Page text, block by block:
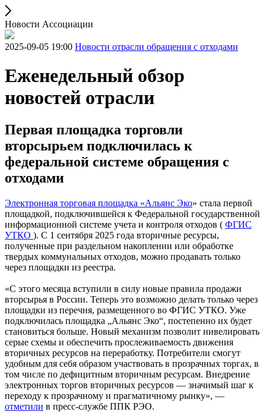
Новости Ассоциации
2025-09-05 19:00 Новости отрасли обращения с отходами
Еженедельный обзор
новостей отрасли
Первая площадка торговли
вторсырьем подключилась к
федеральной системе обращения с
отходами
Электронная торговая площадка «Альянс Эко» стала первой
площадкой, подключившейся к Федеральной государственной
информационной системе учета и контроля отходов ( ФГИС
УТКО ). С 1 сентября 2025 года вторичные ресурсы,
полученные при раздельном накоплении или обработке
твердых коммунальных отходов, можно продавать только
через площадки из реестра.
«С этого месяца вступили в силу новые правила продажи
вторсырья в России. Теперь это возможно делать только через
площадки из перечня, размещенного во ФГИС УТКО. Уже
подключилась площадка „Альянс Эко“, постепенно их будет
становиться больше. Новый механизм позволит нивелировать
серые схемы и обеспечить прослеживаемость движения
вторичных ресурсов на переработку. Потребители смогут
удобным для себя образом участвовать в прозрачных торгах, в
том числе по дефицитным вторичным ресурсам. Внедрение
электронных торгов вторичных ресурсов — значимый шаг к
переходу к прозрачному и прагматичному рынку», —
отметили в пресс-службе ППК РЭО.